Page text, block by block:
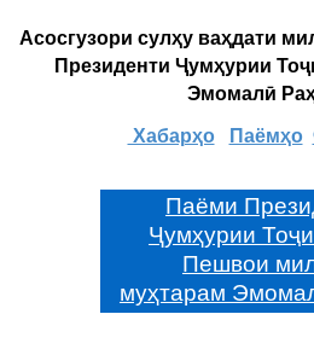
Асосгузори сулҳу ваҳдати
Президенти Ҷумҳурии
Эмомалӣ
Хабарҳо Паёмҳо
Паёми
Ҷумҳурии
Пешвои
муҳтарам